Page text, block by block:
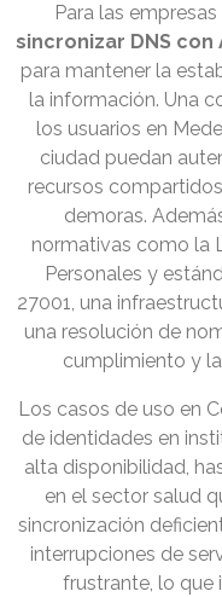
Para las
sincronizar DNS
para mantener la
la información. Una
los usuarios en
ciudad puedan
recursos
demoras.
normativas como la
Personales y
27001, una
una resolución de
cumplimiento y
Los casos de uso en
de identidades en
alta disponibilidad,
en el sector salud
sincronización
interrupciones de
frustrante, lo que